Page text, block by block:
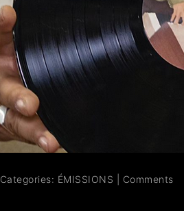
Categories: ÉMISSIONS Comments